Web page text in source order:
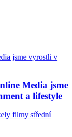
Media jsme
a lifestyle